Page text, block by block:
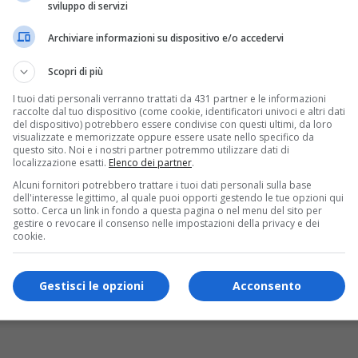
Servizio Cites e del Soccorso Alpino e unità cinofile del
dello Stato, dove il Vice Questore Aggiunto
del Servizio Cites e del Soccorso Alpino e unità cinofile
a Verbania (2002-2012) e a Biella (2012-2015).
la nostra
sviluppo di servizi
Archiviare informazioni su dispositivo e/o accedervi
Scopri di più
I tuoi dati personali verranno trattati da 431 partner e le informazioni
raccolte dal tuo dispositivo (come cookie, identificatori univoci e altri dati
del dispositivo) potrebbero essere condivise con questi ultimi, da loro
visualizzate e memorizzate oppure essere usate nello specifico da
questo sito. Noi e i nostri partner potremmo utilizzare dati di
localizzazione esatti. Elenco dei partner.
Alcuni fornitori potrebbero trattare i tuoi dati personali sulla base
dell'interesse legittimo, al quale puoi opporti gestendo le tue opzioni qui
sotto. Cerca un link in fondo a questa pagina o nel menu del sito per
gestire o revocare il consenso nelle impostazioni della privacy e dei
cookie.
Acconsento
Gestisci le opzioni